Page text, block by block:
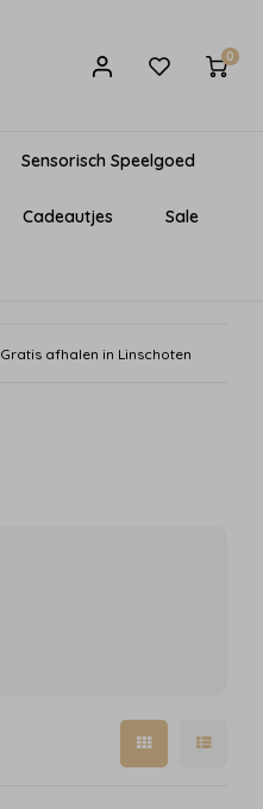
0
Sensorisch Speelgoed
Cadeautjes Sale
Gratis afhalen in Linschoten